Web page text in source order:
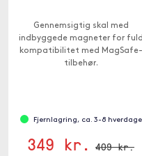
Gennemsigtig skal med
indbyggede magneter for fuld
kompatibilitet med MagSafe-
tilbehør.
Fjernlagring, ca. 3-8 hverdage
349 kr. 409 kr.